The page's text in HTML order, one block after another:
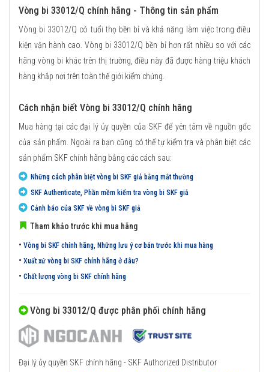
Vòng bi 33012/Q chính hãng - Thông tin sản phẩm
Vòng bi 33012/Q có tuổi thọ bền bỉ và khả năng làm việc trong điều
kiện vận hành cao. Vòng bi 33012/Q bền bỉ hơn rất nhiều so với các
hãng vòng bi khác trên thị trường, điều này đã được hàng triệu khách
hàng khắp nơi trên toàn thế giới kiểm chứng.
Cách nhận biết Vòng bi 33012/Q chính hãng
Mua hàng tại các đại lý ủy quyền của SKF để yên tâm về nguồn gốc
của sản phẩm. Ngoài ra bạn cũng có thể tự kiểm tra và phân biệt các
sản phẩm SKF chính hãng bằng các cách sau:
Những cách phân biệt vòng bi SKF giả bằng mắt thường
SKF Authenticate, Phần mềm kiểm tra vòng bi SKF giả
Cảnh báo của SKF về vòng bi SKF giả
Tham khảo trước khi mua hãng
• Vòng bi SKF chính hãng, Những lưu ý cơ bản trước khi mua hàng
• Xuất xứ vòng bi SKF chính hãng ở đâu?
• Chất lượng vòng bi SKF chính hãng
Vòng bi 33012/Q được phân phối chính hãng
Đại lý ủy quyền SKF chính hãng - SKF Authorized Distributor